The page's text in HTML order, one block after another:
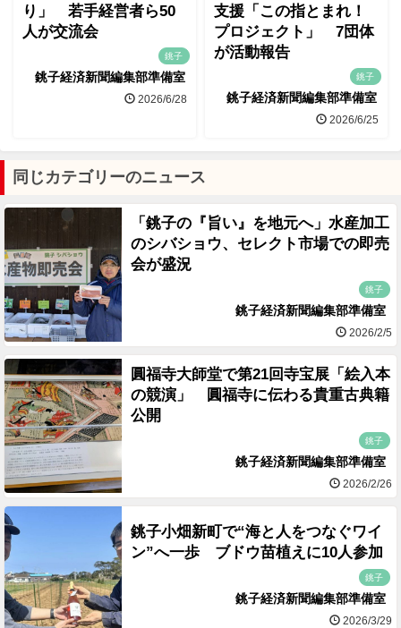
り」 若手経営者ら50
人が交流会
銚子
銚子経済新聞編集部準備室
2026/6/28
支援「この指とまれ！
プロジェクト」 7団体
が活動報告
銚子
銚子経済新聞編集部準備室
2026/6/25
同じカテゴリーのニュース
「銚子の『旨い』を地元へ」水産加工
のシバショウ、セレクト市場での即売
会が盛況
銚子
銚子経済新聞編集部準備室
2026/2/5
圓福寺大師堂で第21回寺宝展「絵入本
の競演」 圓福寺に伝わる貴重古典籍
公開
銚子
銚子経済新聞編集部準備室
2026/2/26
銚子小畑新町で“海と人をつなぐワイ
ン”へ一歩 ブドウ苗植えに10人参加
銚子
銚子経済新聞編集部準備室
2026/3/29